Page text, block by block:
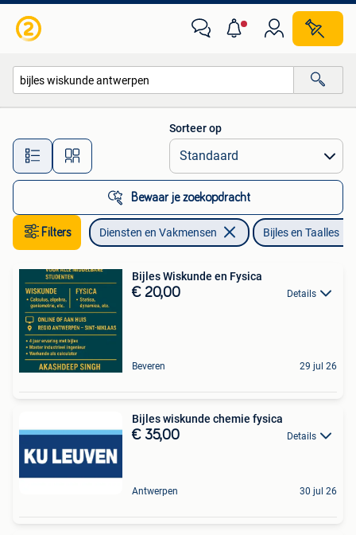
Alle afstanden…
Sorteer op
Bewaar je zoekopdracht
Filters Diensten en Vakmensen Bijles en Taalles
Bijles Wiskunde en Fysica
€ 20,00 Details
Beveren 29 jul 26
Bijles wiskunde chemie fysica
€ 35,00 Details
Antwerpen 30 jul 26